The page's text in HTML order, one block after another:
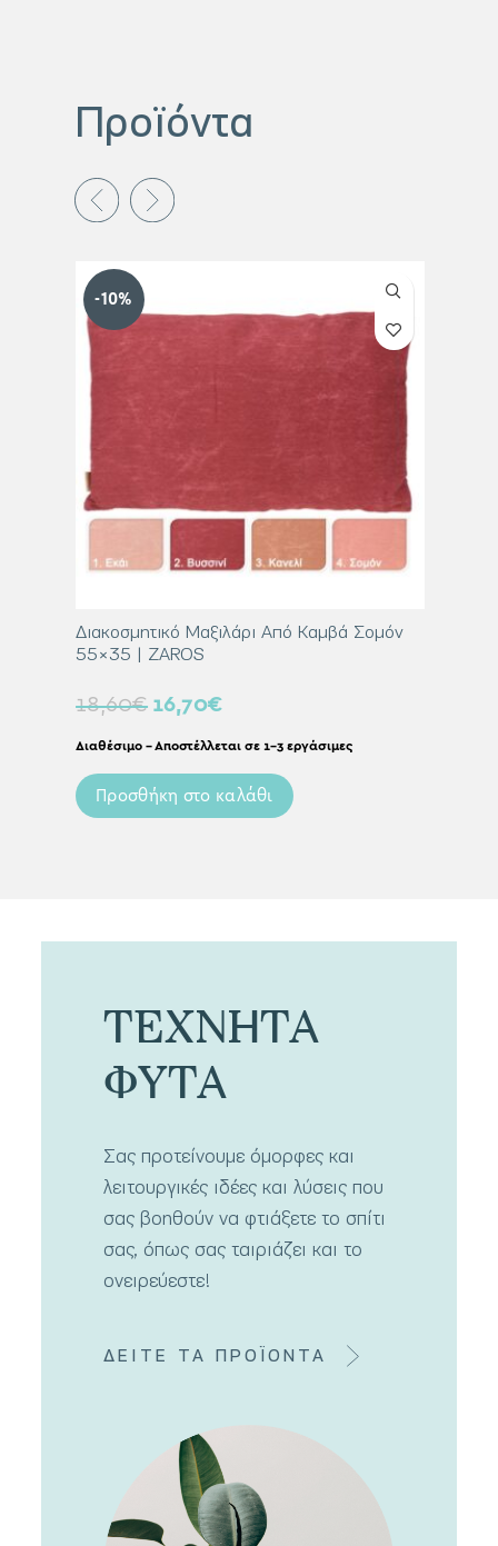
Προϊόντα
-10%
Διακοσμητικό Μαξιλάρι Από Καμβά Σομόν
55×35 | ZAROS
18,60€ 16,70€
Διαθέσιμο – Αποστέλλεται σε 1-3 εργάσιμες
Προσθήκη στο καλάθι
ΤΕΧΝΗΤΑ
ΦΥΤΑ
Σας προτείνουμε όμορφες και
λειτουργικές ιδέες και λύσεις που
σας βοηθούν να φτιάξετε το σπίτι
σας, όπως σας ταιριάζει και το
ονειρεύεστε!
ΔΕΙΤΕ ΤΑ ΠΡΟΪΟΝΤΑ